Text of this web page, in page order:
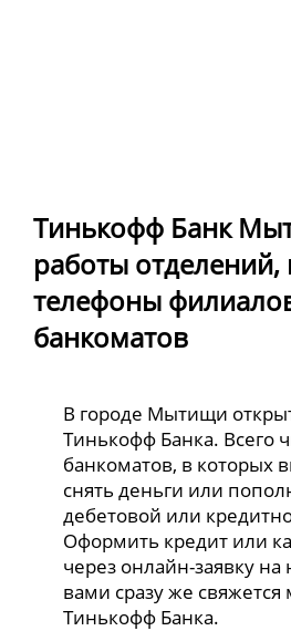
Тинькофф Банк
работы отделений,
телефоны
банкоматов
В городе Мытищи
Тинькофф Банка. Всего
банкоматов, в которых
снять деньги или
дебетовой или
Оформить кредит или
через онлайн-заявку
вами сразу же
Тинькофф Банка.